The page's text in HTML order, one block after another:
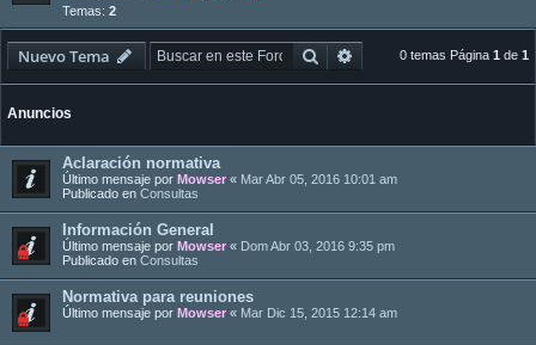
Temas: 2
Nuevo Tema Buscar Búsqueda avanzada
0 temas Página 1 de 1
Anuncios
Aclaración normativa
Último mensaje por Mowser « Mar Abr 05, 2016 10:01 am
Publicado en Consultas
Información General
Último mensaje por Mowser « Dom Abr 03, 2016 9:35 pm
Publicado en Consultas
Normativa para reuniones
Último mensaje por Mowser « Mar Dic 15, 2015 12:14 am